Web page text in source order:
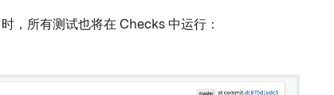
时，所有测试也将在 Checks 中运行：